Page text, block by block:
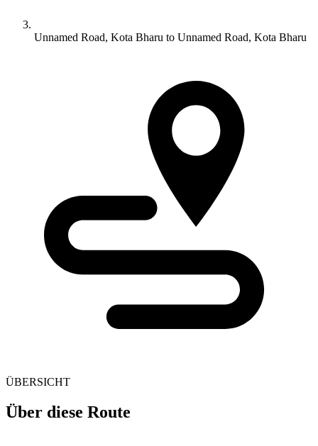
Unnamed Road, Kota Bharu to Unnamed Road, Kota Bharu
ÜBERSICHT
Über diese Route